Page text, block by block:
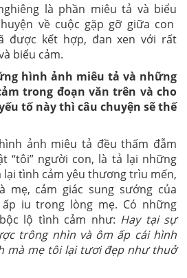
là phần miêu tả và biểu
về cuộc gặp gỡ giữa con
được kết hợp, đan xen với rất
biểu cảm.
hình ảnh miêu tả và những
trong đoạn văn trên và cho
tố này thì câu chuyện sẽ thế
ảnh miêu tả đều thấm đẫm
“tôi” người con, là tả lại những
lại tình cảm yêu thương trìu mến,
mẹ, cảm giác sung sướng của
iu trong lòng mẹ. Có những
lộ tình cảm như: Hay tại sự
trông nhìn và ôm ấp cái hình
mà mẹ tôi lại tươi đẹp như thuở